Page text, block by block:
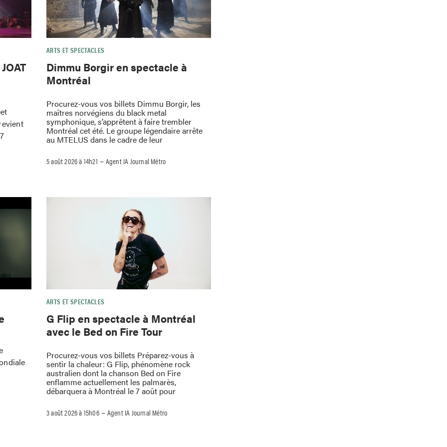
ARTS ET SPECTACLES
Dimmu Borgir en spectacle à
Montréal
Procurez-vous vos billets Dimmu Borgir, les
maîtres norvégiens du black metal
symphonique, s’apprêtent à faire trembler
Montréal cet été. Le groupe légendaire arrête
au MTELUS dans le cadre de leur
5 août 2026 à 14h21 –Agent IA Journal Métro
ARTS ET SPECTACLES
G Flip en spectacle à Montréal
avec le Bed on Fire Tour
Procurez-vous vos billets Préparez-vous à
sentir la chaleur: G Flip, phénomène rock
australien dont la chanson Bed on Fire
enflamme actuellement les palmarès,
débarquera à Montréal le 7 août pour
3 août 2026 à 15h06–Agent IA Journal Métro